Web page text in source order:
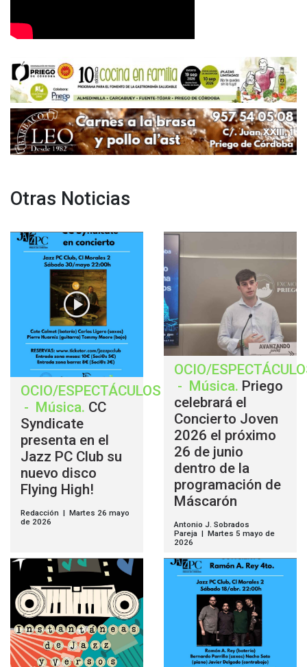
Otras Noticias
OCIO/ESPECTÁCULOS
- Música. CC
Syndicate
presenta en el
Jazz PC Club su
nuevo disco
Flying High!
Redacción | Martes 26 mayo
de 2026
OCIO/
- Música. Priego
celebrará el
Concierto Joven
2026 el próximo
26 de junio
dentro de la
programación de
Máscarón
Antonio J. Sobrados
Pareja | Martes 5 mayo de
2026